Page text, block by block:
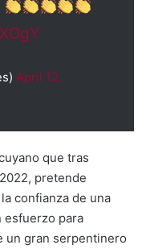
April 12,
que tras
pretende
confianza de una
esfuerzo para
un gran serpentinero